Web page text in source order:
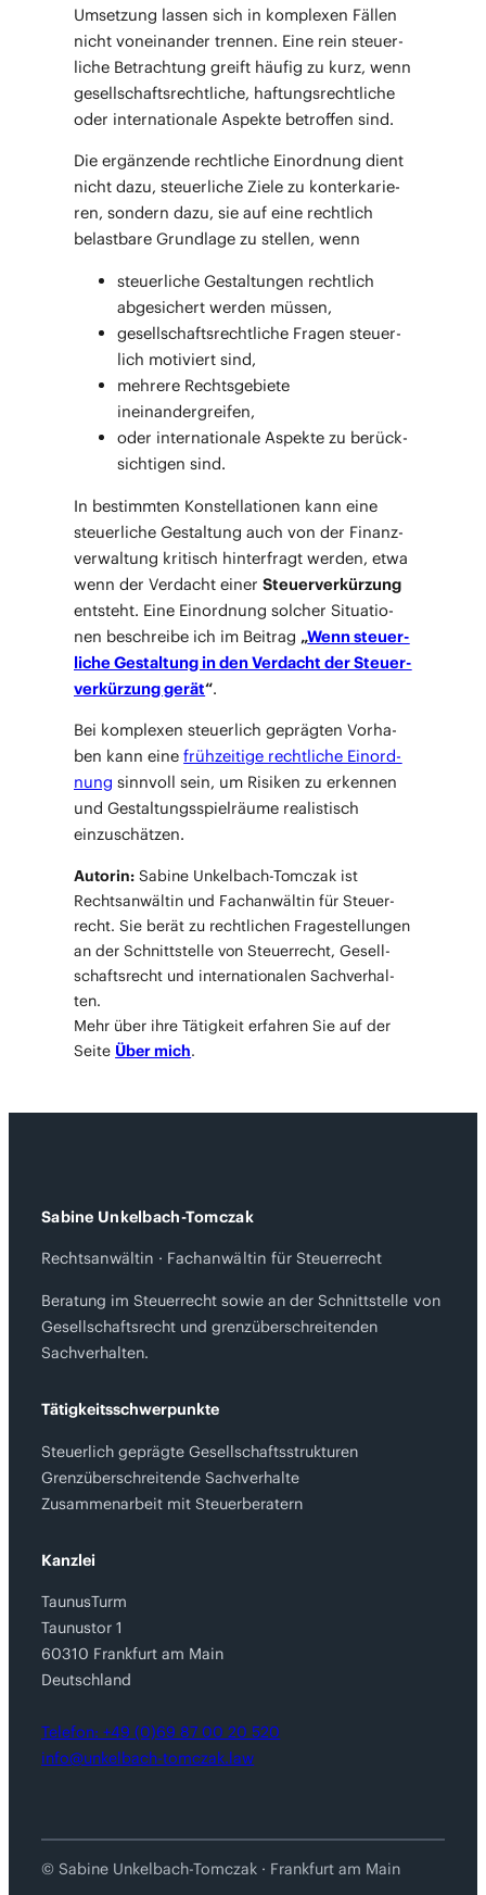
Umset­zung las­sen sich in kom­ple­xen Fäl­len
nicht von­ein­an­der tren­nen. Eine rein steu­er­
li­che Betrach­tung greift häu­fig zu kurz, wenn
gesell­schafts­recht­li­che, haf­tungs­recht­li­che
oder inter­na­tio­na­le Aspek­te betrof­fen sind.
Die ergän­zen­de recht­li­che Ein­ord­nung dient
nicht dazu, steu­er­li­che Zie­le zu kon­ter­ka­rie­
ren, son­dern dazu, sie auf eine recht­lich
belast­ba­re Grund­la­ge zu stel­len, wenn
steu­er­li­che Gestal­tun­gen recht­lich
abge­si­chert wer­den müssen,
gesell­schafts­recht­li­che Fra­gen steu­er­
lich moti­viert sind,
meh­re­re Rechts­ge­bie­te
ineinandergreifen,
oder inter­na­tio­na­le Aspek­te zu berück­
sich­ti­gen sind.
In bestimm­ten Kon­stel­la­tio­nen kann eine
steu­er­li­che Gestal­tung auch von der Finanz­
ver­wal­tung kri­tisch hin­ter­fragt wer­den, etwa
wenn der Ver­dacht einerSteu­er­ver­kür­zung
ent­steht. Eine Ein­ord­nung sol­cher Situa­tio­
nen beschrei­be ich im Bei­trag „Wenn steu­er­
li­che Gestal­tung in den Ver­dacht der Steu­er­
ver­kür­zung gerät“.
Bei kom­ple­xen steu­er­lich gepräg­ten Vor­ha­
ben kann einefrüh­zei­ti­ge recht­li­che Ein­ord­
nung sinn­voll sein, um Risi­ken zu erken­nen
und Gestal­tungs­spiel­räu­me rea­lis­tisch
einzuschätzen.
Autorin: Sabi­ne Unkel­bach-Tomc­zak ist
Rechts­an­wäl­tin und Fach­an­wäl­tin für Steu­er­
recht. Sie berät zu recht­li­chen Fra­ge­stel­lun­gen
an der Schnitt­stel­le von Steu­er­recht, Gesell­
schafts­recht und inter­na­tio­na­len Sach­ver­hal­
ten.
Mehr über ihre Tätig­keit erfah­ren Sie auf der
Sei­te Über mich.
Sabine Unkelbach-Tomczak
Rechtsanwältin · Fachanwältin für Steuerrecht
Beratung im Steuerrecht sowie an der Schnittstelle von
Gesellschaftsrecht und grenzüberschreitenden
Sachverhalten.
Tätigkeitsschwerpunkte
Steuerlich geprägte Gesellschaftsstrukturen
Grenzüberschreitende Sachverhalte
Zusammenarbeit mit Steuerberatern
Kanzlei
TaunusTurm
Taunustor 1
60310 Frankfurt am Main
Deutschland
Telefon: +49 (0)69 87 00 20 520
info@unkelbach-tomczak.law
© Sabine Unkelbach-Tomczak · Frankfurt am Main